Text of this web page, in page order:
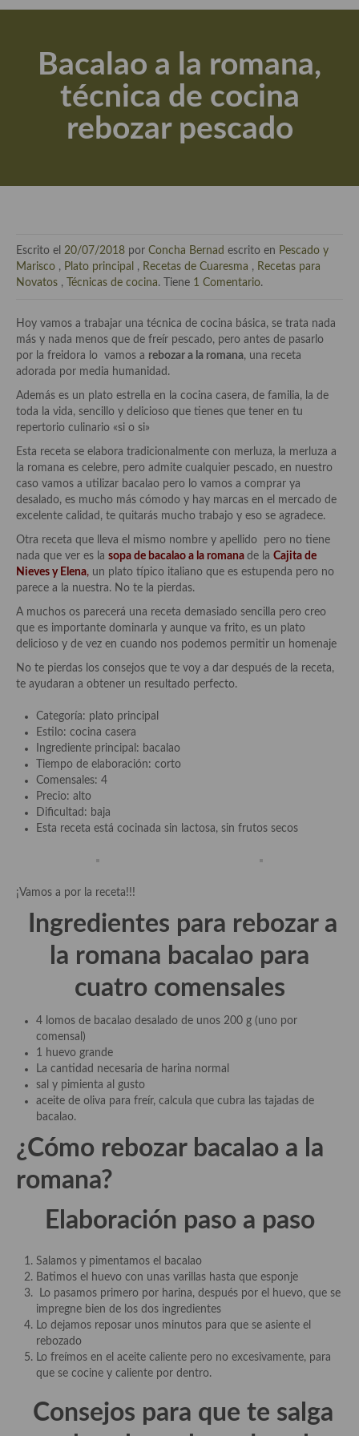
Actualidad y recomendaciones
Apuntes, estudios sobre temas interesantes e importantes
Aceite de Oliva Virgen Extra (AOVE)
Recetas maridadas con los mejores AOVES
Tiendas especiales
Especias, hierbas, condimentos, espesantes y aditivos
Historia de la gastronomía, platos celebres, cocineros, críticos,
historias culinarias y otras cosas
Origen y evolución de la comida
Ocio – restaurantes, bares, tabernas
Viajes eno-gastro-turísticos
En El Candelero
Las opiniones de la «Cocinera»
Recetas
Acompañamientos
Aderezos, salsas, vinagretas, especias, hierbas aromáticas o
aditivos
Especias, mezclas de especias
Hierbas aromáticas
Salsas y mojos
Bebidas
Bocadillos, hamburguesas, sándwich, emparedados, tostas y
demás
Entrantes y primeros platos
Ensaladas
Entrantes
Gazpachos, salmorejos, sopas y cremas frías
Pasta
Arroces Y fideuás
Legumbres y cereales
Cuscús
Huevos
Bacalao a la romana,
técnica de cocina
rebozar pescado
Escrito el 20/07/2018 por Concha Bernad escrito en Pescado y
Marisco , Plato principal , Recetas de Cuaresma , Recetas para
Novatos , Técnicas de cocina. Tiene 1 Comentario.
Hoy vamos a trabajar una técnica de cocina básica, se trata nada
más y nada menos que de freír pescado, pero antes de pasarlo
por la freidora lo vamos a rebozar a la romana, una receta
adorada por media humanidad.
Además es un plato estrella en la cocina casera, de familia, la de
toda la vida, sencillo y delicioso que tienes que tener en tu
repertorio culinario «si o si»
Esta receta se elabora tradicionalmente con merluza, la merluza a
la romana es celebre, pero admite cualquier pescado, en nuestro
caso vamos a utilizar bacalao pero lo vamos a comprar ya
desalado, es mucho más cómodo y hay marcas en el mercado de
excelente calidad, te quitarás mucho trabajo y eso se agradece.
Otra receta que lleva el mismo nombre y apellido pero no tiene
nada que ver es la sopa de bacalao a la romana de la Cajita de
Nieves y Elena, un plato típico italiano que es estupenda pero no
parece a la nuestra. No te la pierdas.
A muchos os parecerá una receta demasiado sencilla pero creo
que es importante dominarla y aunque va frito, es un plato
delicioso y de vez en cuando nos podemos permitir un homenaje
No te pierdas los consejos que te voy a dar después de la receta,
te ayudaran a obtener un resultado perfecto.
Categoría: plato principal
Estilo: cocina casera
Ingrediente principal: bacalao
Tiempo de elaboración: corto
Comensales: 4
Precio: alto
Dificultad: baja
Esta receta está cocinada sin lactosa, sin frutos secos
¡Vamos a por la receta!!!
Ingredientes para rebozar a
la romana bacalao para
cuatro comensales
4 lomos de bacalao desalado de unos 200 g (uno por
comensal)
1 huevo grande
La cantidad necesaria de harina normal
sal y pimienta al gusto
aceite de oliva para freír, calcula que cubra las tajadas de
bacalao.
¿Cómo rebozar bacalao a la
romana?
Elaboración paso a paso
Salamos y pimentamos el bacalao
Batimos el huevo con unas varillas hasta que esponje
Lo pasamos primero por harina, después por el huevo, que se
impregne bien de los dos ingredientes
Lo dejamos reposar unos minutos para que se asiente el
rebozado
Lo freímos en el aceite caliente pero no excesivamente, para
que se cocine y caliente por dentro.
Consejos para que te salga